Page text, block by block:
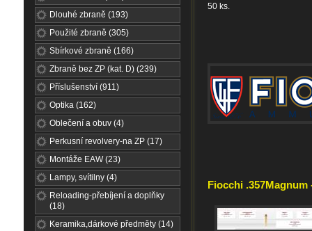
Dlouhé zbraně (193)
Použité zbraně (305)
Sbírkové zbraně (166)
Zbraně bez ZP (kat. D) (239)
Příslušenství (911)
Optika (162)
Oblečení a obuv (4)
Perkusní revolvery-na ZP (17)
Montáže EAW (23)
Lampy, svítilny (4)
Reloading-přebíjení a doplňky
(18)
Keramika,dárkové předměty (14)
50 ks.
Fiocchi